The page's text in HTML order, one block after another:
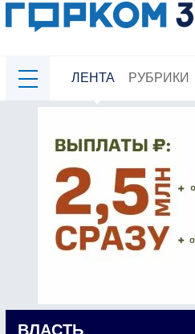
ЛЕНТА РУБРИКИ
ВЛАСТЬ